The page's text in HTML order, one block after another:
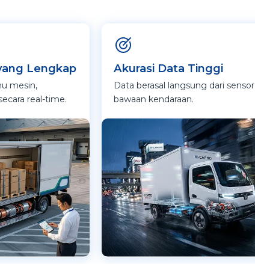
Lengkap
mesin,
real-time.
Akurasi Data Tinggi
Data berasal langsung dari sensor
bawaan kendaraan.